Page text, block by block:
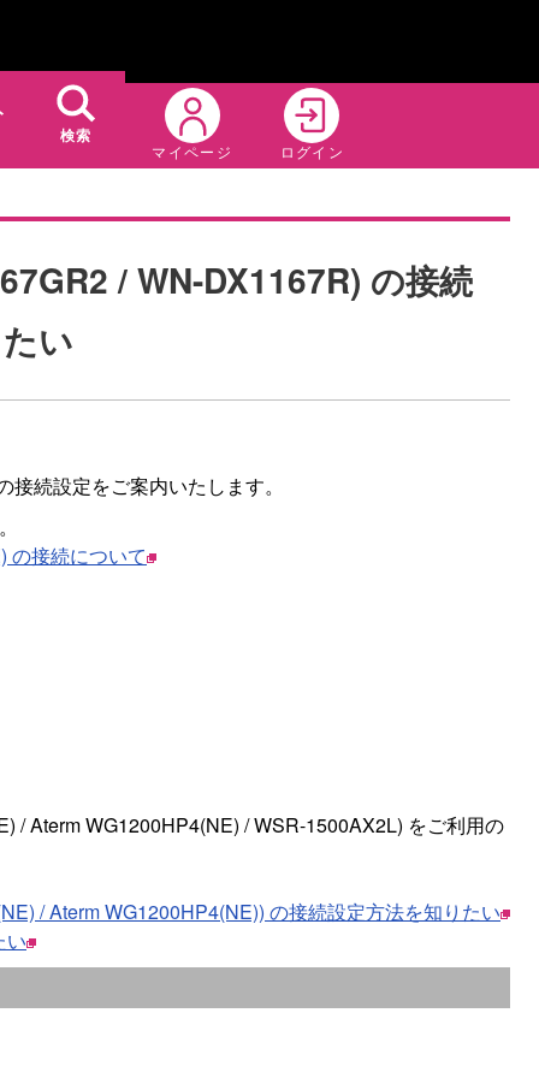
検索
マイページ ログイン
/ WN-DX1167R) の接続
い
続設定をご案内いたします。
の接続について
/ Aterm WG1200HP4(NE) / WSR-1500AX2L) をご利用の
/ Aterm WG1200HP4(NE)) の接続設定方法を知りたい
い